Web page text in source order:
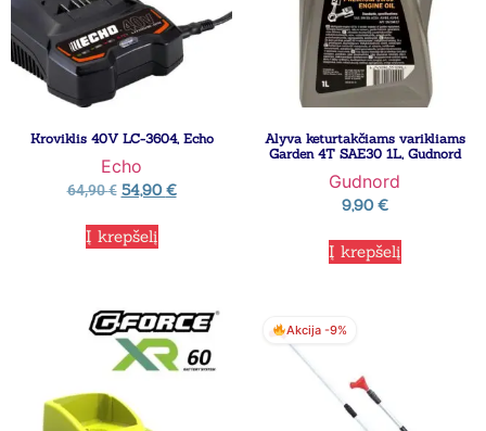
Kroviklis 40V LC-3604, Echo
Echo
64,90€ 54,90€
Į krepšelį
Alyva keturtakčiams varikliams
Garden 4T SAE30 1L, Gudnord
Gudnord
9,90€
Į krepšelį
Akcija -9%